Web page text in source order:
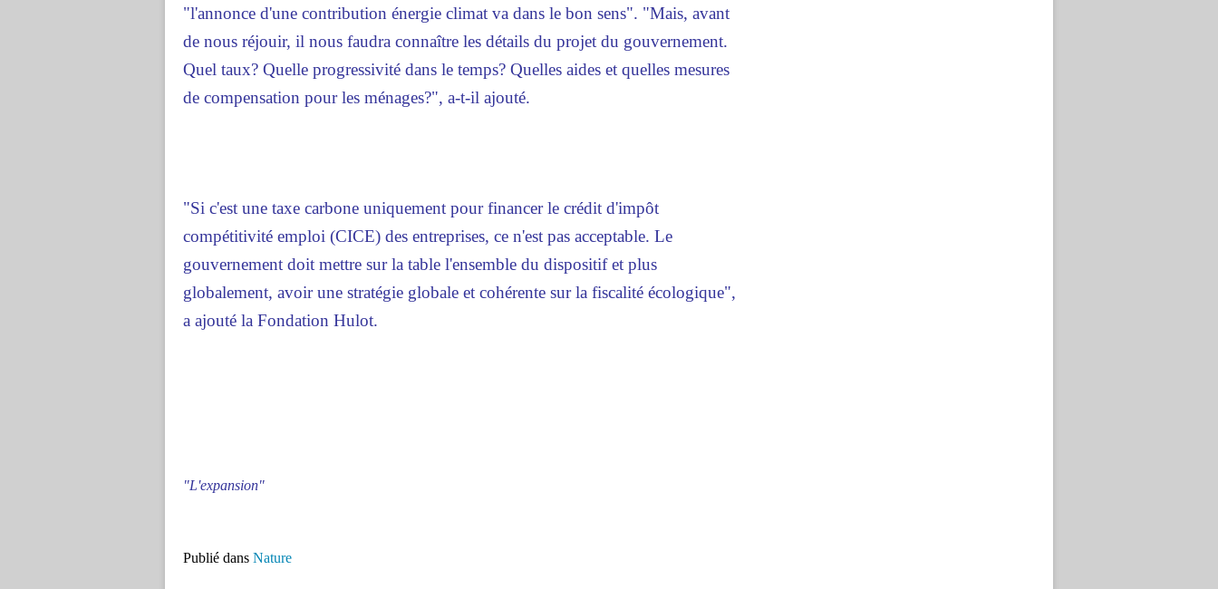
"l'annonce d'une contribution énergie climat va dans le bon sens". "Mais, avant
de nous réjouir, il nous faudra connaître les détails du projet du gouvernement.
Quel taux? Quelle progressivité dans le temps? Quelles aides et quelles mesures
de compensation pour les ménages?", a-t-il ajouté.
"Si c'est une taxe carbone uniquement pour financer le crédit d'impôt
compétitivité emploi (CICE) des entreprises, ce n'est pas acceptable. Le
gouvernement doit mettre sur la table l'ensemble du dispositif et plus
globalement, avoir une stratégie globale et cohérente sur la fiscalité écologique",
a ajouté la Fondation Hulot.
"L'expansion"
Publié dans Nature